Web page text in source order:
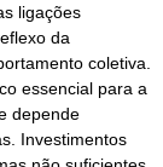
ligações
da
coletiva.
essencial para a
depende
Investimentos